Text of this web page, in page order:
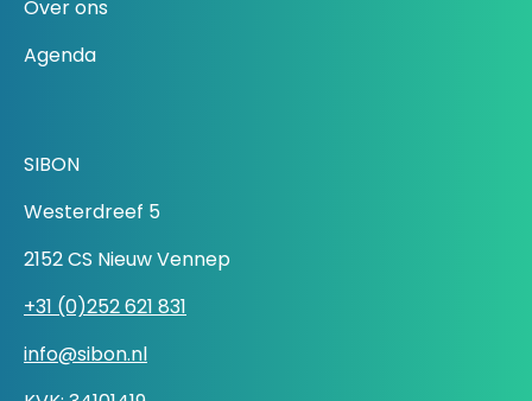
Over ons
Agenda
SIBON
Westerdreef 5
2152 CS Nieuw Vennep
+31 (0)252 621 831
info@sibon.nl